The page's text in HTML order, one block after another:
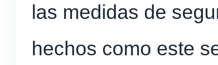
las medidas de
hechos como este